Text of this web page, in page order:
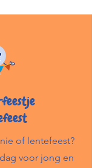
of lentefeest?
voor jong en